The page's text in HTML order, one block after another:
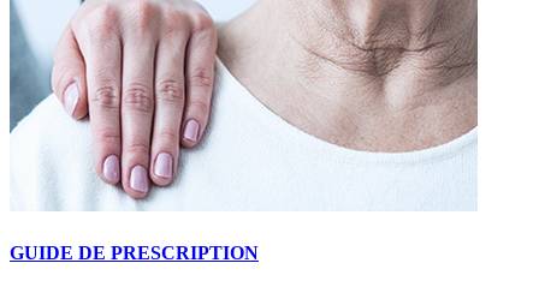
GUIDE DE PRESCRIPTION